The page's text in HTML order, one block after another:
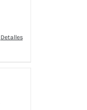
Detalles